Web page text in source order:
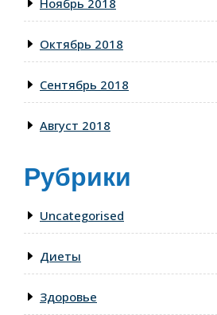
Ноябрь 2018
Октябрь 2018
Сентябрь 2018
Август 2018
Рубрики
Uncategorised
Диеты
Здоровье